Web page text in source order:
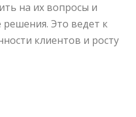
на их вопросы и
Это ведет к
клиентов и росту